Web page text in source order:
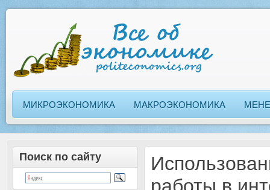
МИКРОЭКОНОМИКА МАКРОЭКОНОМИКА
Поиск по сайту